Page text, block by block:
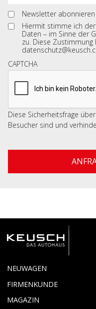
Newsletter
Hiermit stimme ich
Daten – im Sinne der
zu. Diese
CAPTCHA
Diese Sicherheitsfrage
Besucher sind und
NEUWAGEN
Lagernde
FIRMENKUNDE
MAGAZIN